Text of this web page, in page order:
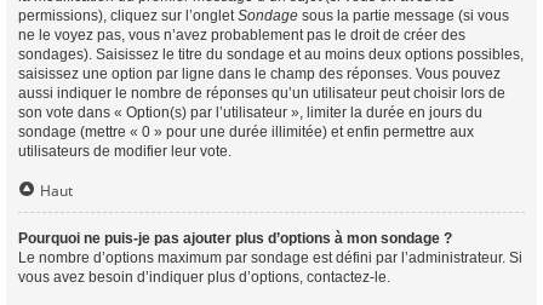
permissions), cliquez sur l’ongletSondage sous la partie message (si vous
ne le voyez pas, vous n’avez probablement pas le droit de créer des
sondages). Saisissez le titre du sondage et au moins deux options possibles,
saisissez une option par ligne dans le champ des réponses. Vous pouvez
aussi indiquer le nombre de réponses qu’un utilisateur peut choisir lors de
son vote dans « Option(s) par l’utilisateur », limiter la durée en jours du
sondage (mettre « 0 » pour une durée illimitée) et enfin permettre aux
utilisateurs de modifier leur vote.
Haut
Pourquoi ne puis-je pas ajouter plus d’options à mon sondage ?
Le nombre d’options maximum par sondage est défini par l’administrateur. Si
vous avez besoin d’indiquer plus d’options, contactez-le.